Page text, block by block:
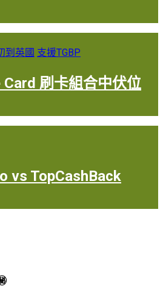
到英國 支援TGBP
刷卡組合中伏位
vs TopCashBack